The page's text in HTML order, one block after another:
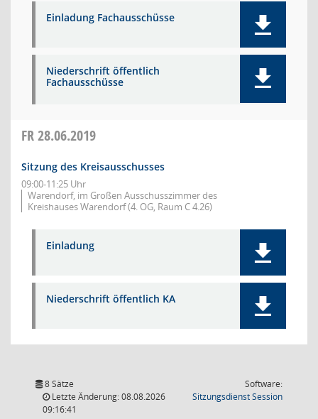
Einladung Fachausschüsse
Niederschrift öffentlich
Fachausschüsse
FR28.06.2019
Sitzung des Kreisausschusses
09:00-11:25 Uhr
Warendorf, im Großen Ausschusszimmer des
Kreishauses Warendorf (4. OG, Raum C 4.26)
Einladung
Niederschrift öffentlich KA
8 Sätze
Letzte Änderung: 08.08.2026
09:16:41
Software:
SitzungsdienstSession(Wird in